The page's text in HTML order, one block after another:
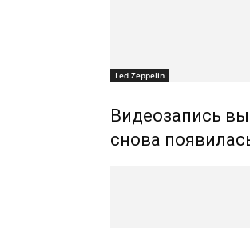
Led Zeppelin
Видеозапись
снова